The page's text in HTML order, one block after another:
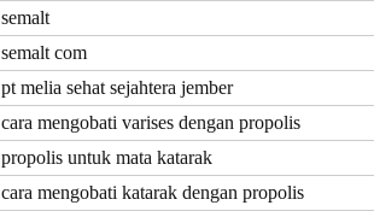
semalt
semalt com
pt melia sehat sejahtera jember
cara mengobati varises dengan propolis
propolis untuk mata katarak
cara mengobati katarak dengan propolis